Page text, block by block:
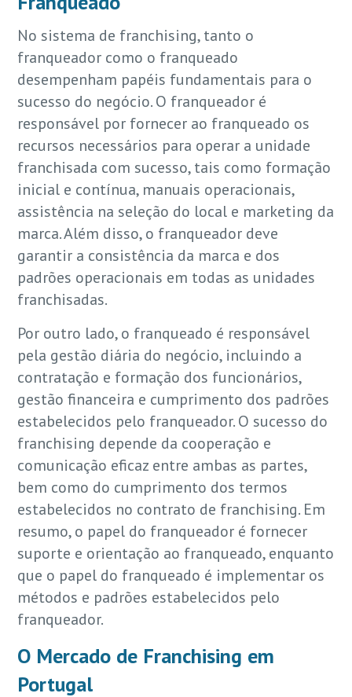
No sistema de franchising, tanto o
franqueador como o franqueado
desempenham papéis fundamentais para o
sucesso do negócio. O franqueador é
responsável por fornecer ao franqueado os
recursos necessários para operar a unidade
franchisada com sucesso, tais como formação
inicial e contínua, manuais operacionais,
assistência na seleção do local e marketing da
marca. Além disso, o franqueador deve
garantir a consistência da marca e dos
padrões operacionais em todas as unidades
franchisadas.
Por outro lado, o franqueado é responsável
pela gestão diária do negócio, incluindo a
contratação e formação dos funcionários,
gestão financeira e cumprimento dos padrões
estabelecidos pelo franqueador. O sucesso do
franchising depende da cooperação e
comunicação eficaz entre ambas as partes,
bem como do cumprimento dos termos
estabelecidos no contrato de franchising. Em
resumo, o papel do franqueador é fornecer
suporte e orientação ao franqueado, enquanto
que o papel do franqueado é implementar os
métodos e padrões estabelecidos pelo
franqueador.
O Mercado de Franchising em
Portugal